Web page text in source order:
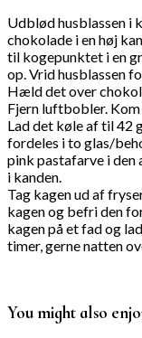
Udblød husblassen i
chokolade i en høj
til kogepunktet i en
op. Vrid husblassen
Hæld det over
Fjern luftbobler.
Lad det køle af til 42
fordeles i to glas/
pink pastafarve i
i kanden.
Tag kagen ud af
kagen og befri den
kagen på et fad og
timer, gerne natten
You might also